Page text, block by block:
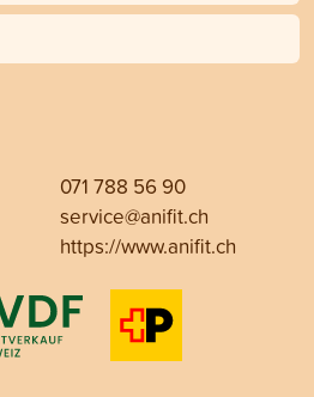
071 788 56 90
service@anifit.ch
https://www.anifit.ch